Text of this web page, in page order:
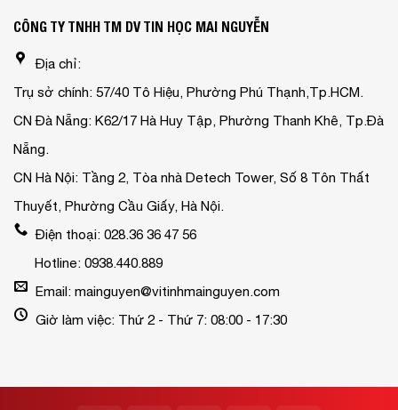
CÔNG TY TNHH TM DV TIN HỌC MAI NGUYỄN
Địa chỉ:
Trụ sở chính: 57/40 Tô Hiệu, Phường Phú Thạnh,Tp.HCM.
CN Đà Nẵng: K62/17 Hà Huy Tập, Phường Thanh Khê, Tp.Đà
Nẵng.
CN Hà Nội: Tầng 2, Tòa nhà Detech Tower, Số 8 Tôn Thất
Thuyết, Phường Cầu Giấy, Hà Nội.
Điện thoại: 028.36 36 47 56
Hotline: 0938.440.889
Email: mainguyen@vitinhmainguyen.com
Giờ làm việc: Thứ 2 - Thứ 7: 08:00 - 17:30